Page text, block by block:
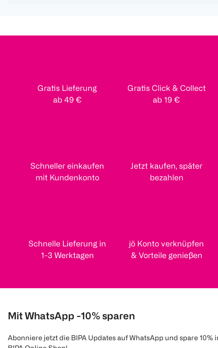
Gratis Lieferung
ab 49 €
Gratis Click & Collect
ab 19 €
Schneller einkaufen
mit Kundenkonto
Jetzt kaufen, später
bezahlen
Schnelle Lieferung in
1-3 Werktagen
jö Konto verknüpfen
& Vorteile genießen
Mit WhatsApp -10% sparen
Abonniere jetzt die BIPA Updates auf WhatsApp und spare 10%